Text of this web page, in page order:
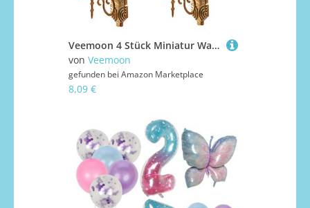
Veemoon 4 Stück Miniatur Wandlampe Langlebige Mini Leuchte für Sandtisch und Puppenhaus Detailreiche Modellbau Wanddekoration mit Warmweißem Licht Kompakt und Installieren
von Veemoon
gefunden bei Amazon Marketplace
8,09 €